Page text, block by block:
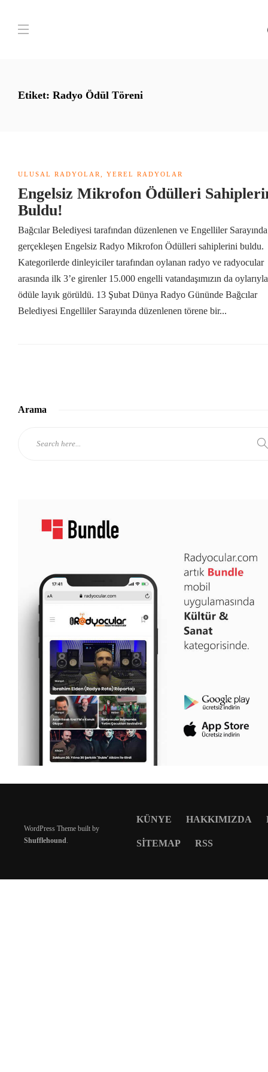
Etiket: Radyo Ödül Töreni
ULUSAL RADYOLAR YEREL RADYOLAR
Engelsiz Mikrofon Ödülleri
Buldu!
Bağcılar Belediyesi tarafından düzenlenen ve Engelliler Sarayında
gerçekleşen Engelsiz Radyo Mikrofon Ödülleri sahiplerini buldu.
Kategorilerde dinleyiciler tarafından oylanan radyo ve radyocular
arasında ilk 3’e girenler 15.000 engelli vatandaşımızın da oylarıyla
ödüle layık görüldü. 13 Şubat Dünya Radyo Gününde Bağcılar
Belediyesi Engelliler Sarayında düzenlenen törene bir...
Arama
WordPress Theme built by
Shufflehound.
KÜNYE HAKKIMIZDA
SITEMAP RSS